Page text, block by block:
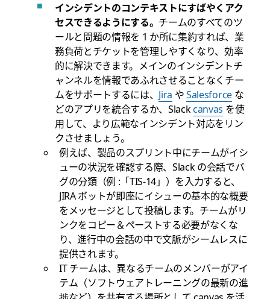
インシデントのコンテキストにすばやくアク
セスできるようにする。 チームのすべてのツ
ールと問題の情報を 1 か所に集約すれば、業
務負荷とチケットを管理しやすくなり、効率
的に解決できます。メインのインシデントチ
ャンネルを情報であふれさせることなくチー
ムをサポートするには、 Jira やSalesforceな
どのアプリを統合するか、Slackcanvas を使
用して、より広範なインシデント対応をリン
クさせましょう。
例えば、製品のスプリント中にチームがイシ
ューの状況を確認する際、Slack の会話でバ
グの分類（例 :「TIS-14」）を入力すると、
JIRA ボットが即座にイシューの基本的な概要
をメッセージとして投稿します。チームがリ
ンクをコピー＆ペーストする必要がなくな
り、進行中の会話の中で文脈がシームレスに
提供されます。
IT チームは、異なるチームのメンバーがアイ
テム（ソフトウェアトレーニングの最新の進